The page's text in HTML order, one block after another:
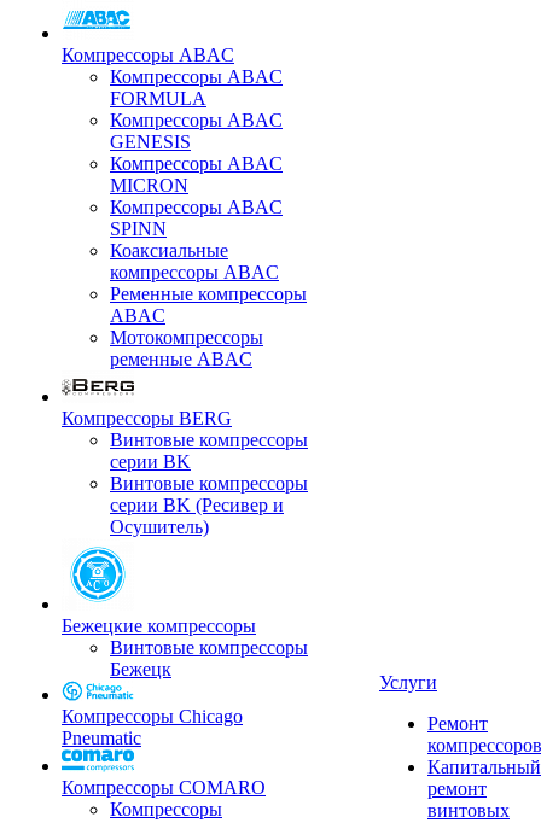
Компрессоры ABAC
Компрессоры ABAC
FORMULA
Компрессоры ABAC
GENESIS
Компрессоры ABAC
MICRON
Компрессоры ABAC
SPINN
Коаксиальные
компрессоры ABAC
Ременные компрессоры
ABAC
Мотокомпрессоры
ременные ABAC
Компрессоры BERG
Винтовые компрессоры
серии BK
Винтовые компрессоры
серии BK (Ресивер и
Осушитель)
Бежецкие компрессоры
Винтовые компрессоры
Бежецк
Компрессоры Chicago
Pneumatic
Компрессоры COMARO
Компрессоры
Услуги
Ремонт
компрессоров
Капитальный
ремонт
винтовых